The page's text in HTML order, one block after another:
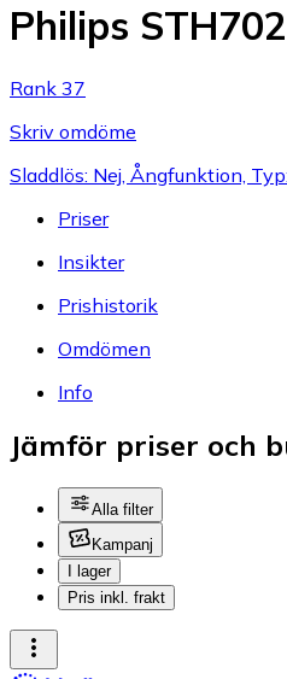
Philips
Rank 37
Skriv omdöme
Sladdlös: Nej, Ångfunktion,
Priser
Insikter
Prishistorik
Omdömen
Info
Jämför priser och
Alla filter
Kampanj
I lager
Pris inkl. frakt